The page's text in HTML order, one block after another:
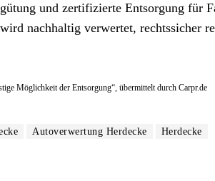
und zertifizierte Entsorgung für
nachhaltig verwertet, rechtssicher
Möglichkeit der Entsorgung“, übermittelt durch Carpr.de
Autoverwertung Herdecke
Herdecke